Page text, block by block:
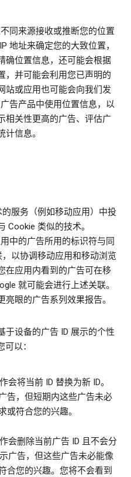
同来源接收或推断您的位置
地址来确定您的大致位置，
确位置信息，还可能会根据
，并可能会利用您已声明的
站或应用也可能会向我们发
告产品中使用位置信息，以
相关性更高的广告、评估广
信息。
服务（例如移动应用）中投
Cookie 类似的技术。
中的广告所用的标识符与同
以协调移动应用和移动浏览
在应用内看到的广告可在移
就可能会进行上述关联。
眼的广告系列效果报告。
于设备的广告 ID 展示的个性
以：
会将当前 ID 替换为新 ID。
告，但短期内这些广告未必
或符合您的兴趣。
会删除当前广告 ID 且不会分
广告，但这些广告未必能像
合您的兴趣。您将不会看到